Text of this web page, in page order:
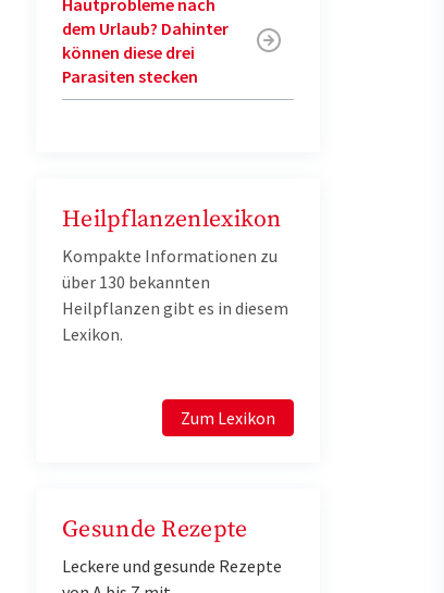
Hautprobleme nach
dem Urlaub? Dahinter
können diese drei
Parasiten stecken
Heilpflanzenlexikon
Kompakte Informationen zu
über 130 bekannten
Heilpflanzen gibt es in diesem
Lexikon.
Zum Lexikon
Gesunde Rezepte
Leckere und gesunde Rezepte